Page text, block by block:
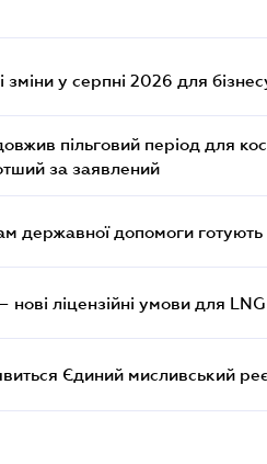
зміни у серпні 2026 для
пільговий період для
за заявлений
державної допомоги
ліцензійні умови для
Єдиний мисливський